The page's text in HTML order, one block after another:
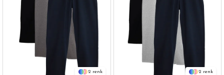
2 2